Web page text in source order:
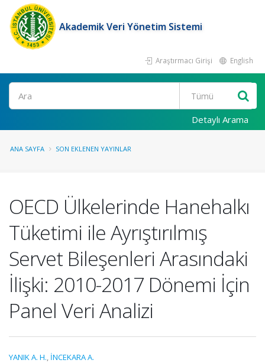
Akademik Veri Yönetim Sistemi
Araştırmacı Girişi English
Ara
Detaylı Arama
ANA SAYFA SON EKLENEN YAYINLAR
OECD Ülkelerinde Hanehalkı
Tüketimi ile Ayrıştırılmış
Servet Bileşenleri Arasındaki
İlişki: 2010-2017 Dönemi İçin
Panel Veri Analizi
YANIK A. H., İNCEKARA A.